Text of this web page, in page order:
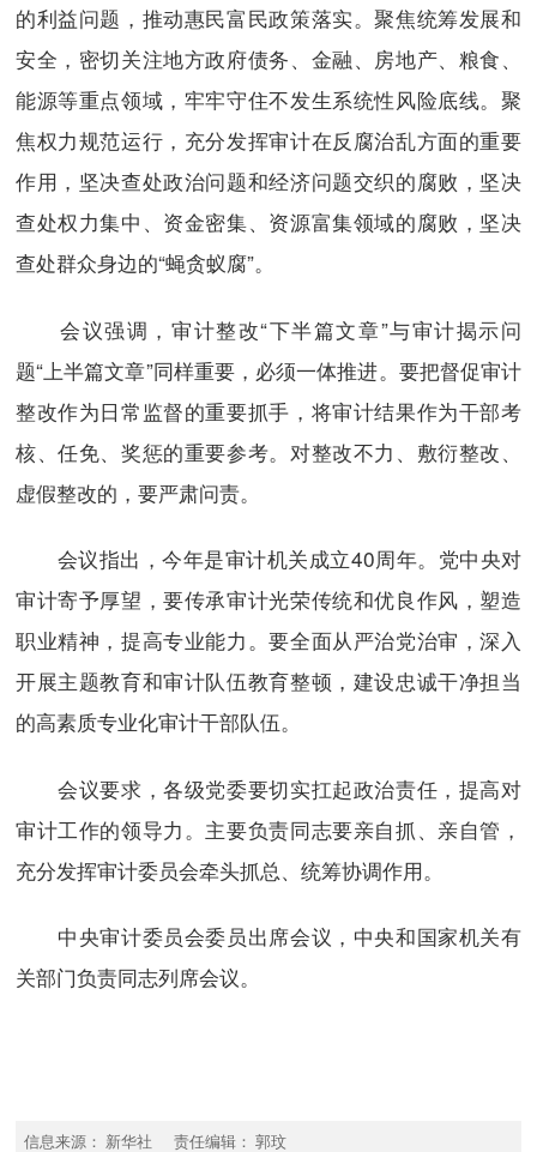
的利益问题，推动惠民富民政策落实。聚焦统筹发展和
安全，密切关注地方政府债务、金融、房地产、粮食、
能源等重点领域，牢牢守住不发生系统性风险底线。聚
焦权力规范运行，充分发挥审计在反腐治乱方面的重要
作用，坚决查处政治问题和经济问题交织的腐败，坚决
查处权力集中、资金密集、资源富集领域的腐败，坚决
查处群众身边的“蝇贪蚁腐”。
会议强调，审计整改“下半篇文章”与审计揭示问
题“上半篇文章”同样重要，必须一体推进。要把督促审计
整改作为日常监督的重要抓手，将审计结果作为干部考
核、任免、奖惩的重要参考。对整改不力、敷衍整改、
虚假整改的，要严肃问责。
会议指出，今年是审计机关成立40周年。党中央对
审计寄予厚望，要传承审计光荣传统和优良作风，塑造
职业精神，提高专业能力。要全面从严治党治审，深入
开展主题教育和审计队伍教育整顿，建设忠诚干净担当
的高素质专业化审计干部队伍。
会议要求，各级党委要切实扛起政治责任，提高对
审计工作的领导力。主要负责同志要亲自抓、亲自管，
充分发挥审计委员会牵头抓总、统筹协调作用。
中央审计委员会委员出席会议，中央和国家机关有
关部门负责同志列席会议。
信息来源： 新华社 责任编辑： 郭玟